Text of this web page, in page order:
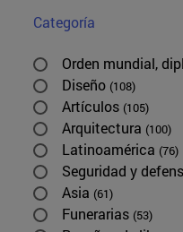
Categoría
Orden mundial,
Diseño (108)
Artículos (105)
Arquitectura (100)
Latinoamérica (76)
Seguridad y
Asia (61)
Funerarias (53)